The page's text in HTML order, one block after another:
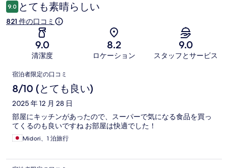
9.0 とても素晴らしい
821 件の口コミ
9.0
清潔度
8.2
ロケーション
9.0
スタッフとサービス
口
コ
ミ
宿泊者限定の口コミ
8/10 (とても良い)
2025 年 12 月 28 日
部屋にキッチンがあったので、スーパーで気になる食品を買っ
てくるのも良いですね お部屋は快適でした！
Midori、1 泊旅行